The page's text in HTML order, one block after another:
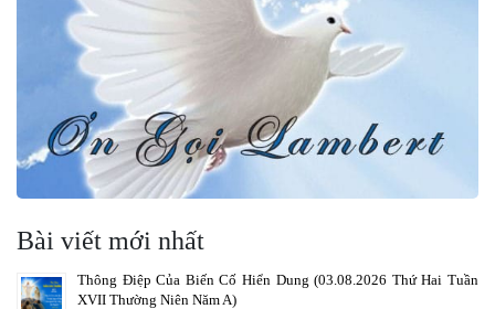
Bài viết mới nhất
Thông Điệp Của Biến Cố Hiển Dung (03.08.2026 Thứ Hai Tuần
XVII Thường Niên Năm A)